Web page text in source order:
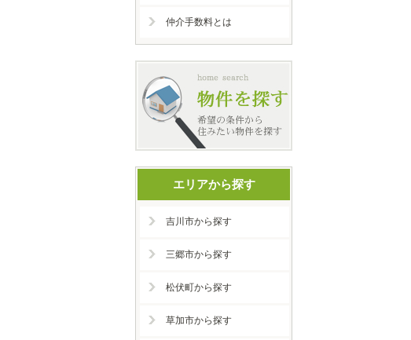
仲介手数料とは
エリアから探す
吉川市から探す
三郷市から探す
松伏町から探す
草加市から探す